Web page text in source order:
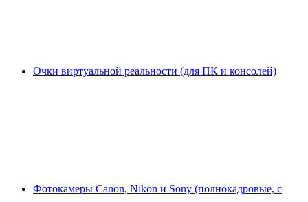
Очки виртуальной реальности (для ПК и консолей)
Фотокамеры Canon, Nikon и Sony (полнокадровые, с